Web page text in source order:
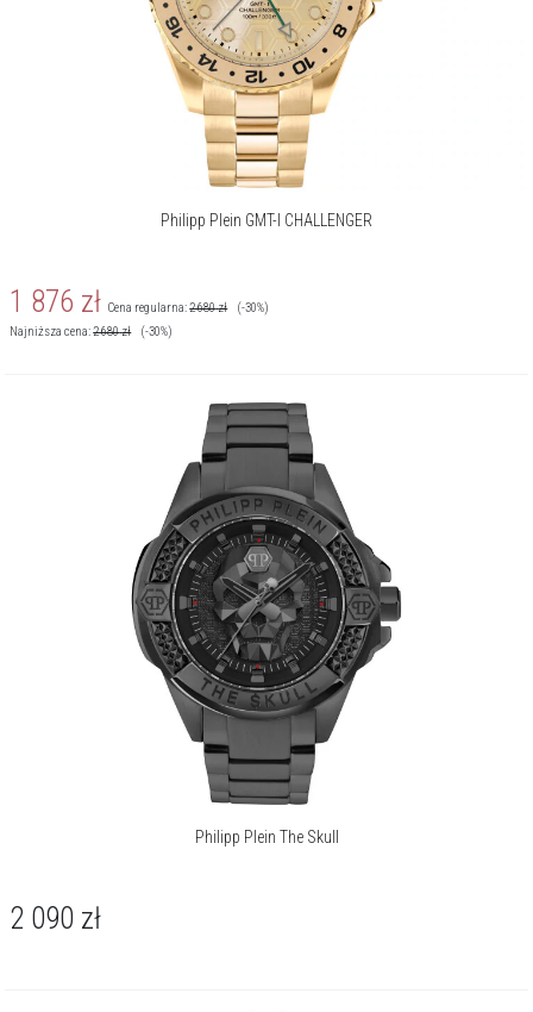
Philipp Plein GMT-I CHALLENGER
1 876 zł Cena regularna:2 680zł
(-30%)
Najniższa cena:2 680zł (-30%)
Philipp Plein The Skull
2 090 zł